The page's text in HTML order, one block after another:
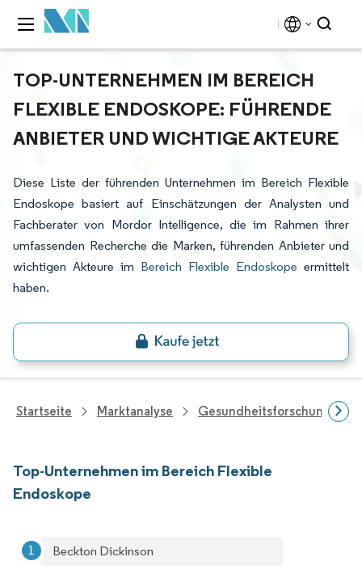
TOP-UNTERNEHMEN IM BEREICH
FLEXIBLE ENDOSKOPE: FÜHRENDE
ANBIETER UND WICHTIGE AKTEURE
Diese Liste der führenden Unternehmen im Bereich Flexible
Endoskope basiert auf Einschätzungen der Analysten und
Fachberater von Mordor Intelligence, die im Rahmen ihrer
umfassenden Recherche die Marken, führenden Anbieter und
wichtigen Akteure im Bereich Flexible Endoskope ermittelt
haben.
Startseite Marktanalyse Gesundheitsforschung
Top-Unternehmen im Bereich Flexible
Endoskope
Beckton Dickinson